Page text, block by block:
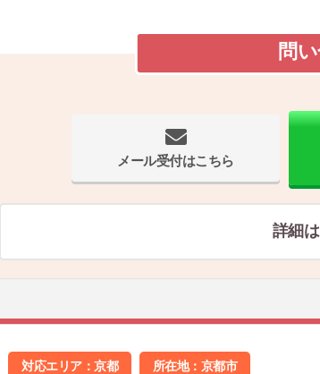
問
メール受付はこちら
詳細
対応エリア：京都 所在地： 京都市